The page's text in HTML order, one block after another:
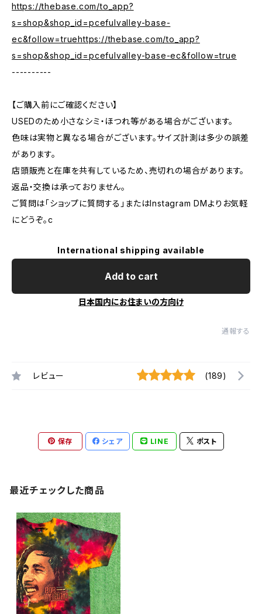
https://thebase.com/to_app?
s=shop&shop_id=pcefulvalley-base-
ec&follow=truehttps://thebase.com/to_app?
s=shop&shop_id=pcefulvalley-base-ec&follow=true
----------
【ご購入前にご確認ください】
USEDのため小さなシミ・ほつれ等がある場合がございます。
色味は実物と異なる場合がございます。サイズ計測は多少の誤差
があります。
店頭販売と在庫を共有しているため、売切れの場合があります。
返品・交換は承っておりません。
ご質問は「ショップに質問する」またはInstagram DMよりお気軽
にどうぞ。c
International shipping available
Add to cart
日本国内にお住まいの方向け
通報する
レビュー (189)
保存 シェア LINE ポスト
最近チェックした商品